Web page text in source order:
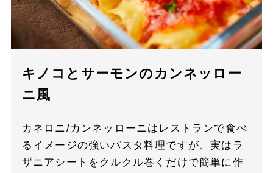
キノコとサーモンのカンネッロー
ニ風
カネロニ/カンネッローニはレストランで食べ
るイメージの強いパスタ料理ですが、実はラ
ザニアシートをクルクル巻くだけで簡単に作